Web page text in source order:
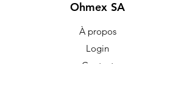
Ohmex SA
À propos
Login
Contact